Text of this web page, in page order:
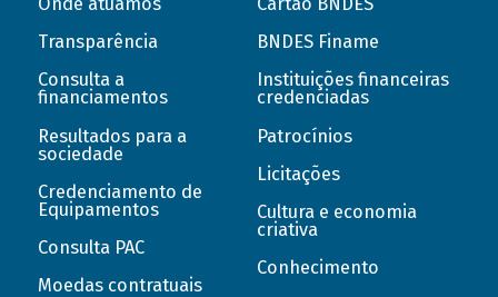
Transparência
Consulta a
financiamentos
Resultados para a
sociedade
Credenciamento de
Equipamentos
Consulta PAC
Moedas contratuais
BNDES Finame
Instituições financeiras
credenciadas
Patrocínios
Licitações
Cultura e economia
criativa
Conhecimento